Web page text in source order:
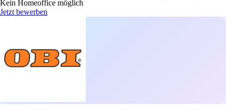
Kein Homeoffice möglich
Jetzt bewerben